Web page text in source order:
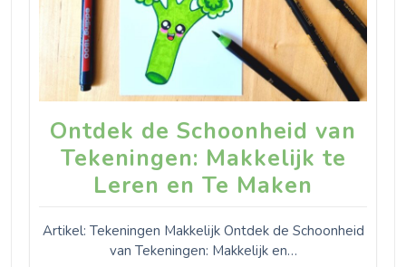
Ontdek de Schoonheid van
Tekeningen: Makkelijk te
Leren en Te Maken
Artikel: Tekeningen Makkelijk Ontdek de Schoonheid
van Tekeningen: Makkelijk en…